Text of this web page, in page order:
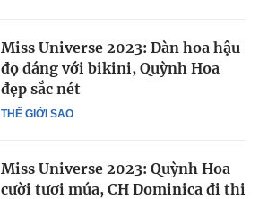
THẾ GIỚI SAO
Miss Universe 2023: Dàn hoa hậu
đọ dáng với bikini, Quỳnh Hoa
đẹp sắc nét
Miss Universe 2023: Quỳnh Hoa
cười tươi múa, CH Dominica đi thi